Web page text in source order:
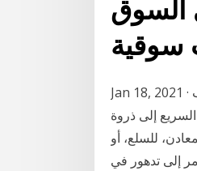
السوق
سوقية
Jan 18, 2021 · تراجعت أسعار الأسهم اليابانية، اليوم، إذ عمد المستثمرون إلى البيع لجني الأرباح من مكاسب
إلى ذروة
للسلع، أو
إلى تدهور في